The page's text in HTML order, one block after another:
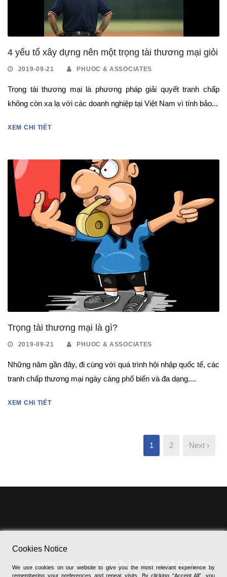
4 yếu tố xây dựng nên một trọng tài thương mại giỏi
2019-09-21 PHUOC & ASSOCIATES
Trọng tài thương mại là phương pháp giải quyết tranh chấp
không còn xa lạ với các doanh nghiệp tại Việt Nam vì tính bảo...
XEM CHI TIẾT
Trọng tài thương mại là gì?
2019-09-21 PHUOC & ASSOCIATES
Những năm gần đây, đi cùng với quá trình hội nhập quốc tế, các
tranh chấp thương mại ngày càng phổ biến và đa dạng....
XEM CHI TIẾT
1 2 Next ›
© Copyright 2006 - 2019
Công Ty Luật Phước & Các Cộng
Cookies Notice
We use cookies on our website to give you the most relevant experience by
remembering your preferences and repeat visits. By clicking “Accept All”, you